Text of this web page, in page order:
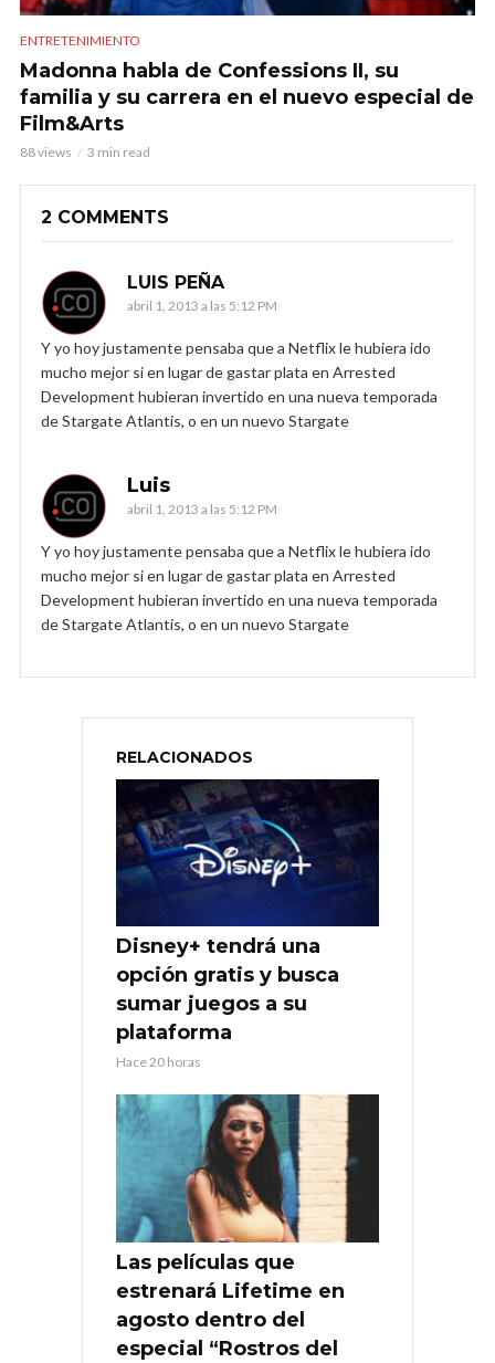
ENTRETENIMIENTO
Madonna habla de Confessions II, su
familia y su carrera en el nuevo especial de
Film&Arts
88 views 3 min read
2 COMMENTS
LUIS PEÑA
abril 1, 2013 a las 5:12 PM
Y yo hoy justamente pensaba que a Netflix le hubiera ido
mucho mejor si en lugar de gastar plata en Arrested
Development hubieran invertido en una nueva temporada
de Stargate Atlantis, o en un nuevo Stargate
Luis
abril 1, 2013 a las 5:12 PM
Y yo hoy justamente pensaba que a Netflix le hubiera ido
mucho mejor si en lugar de gastar plata en Arrested
Development hubieran invertido en una nueva temporada
de Stargate Atlantis, o en un nuevo Stargate
RELACIONADOS
Disney+ tendrá una
opción gratis y busca
sumar juegos a su
plataforma
Hace 20 horas
Las películas que
estrenará Lifetime en
agosto dentro del
especial “Rostros del